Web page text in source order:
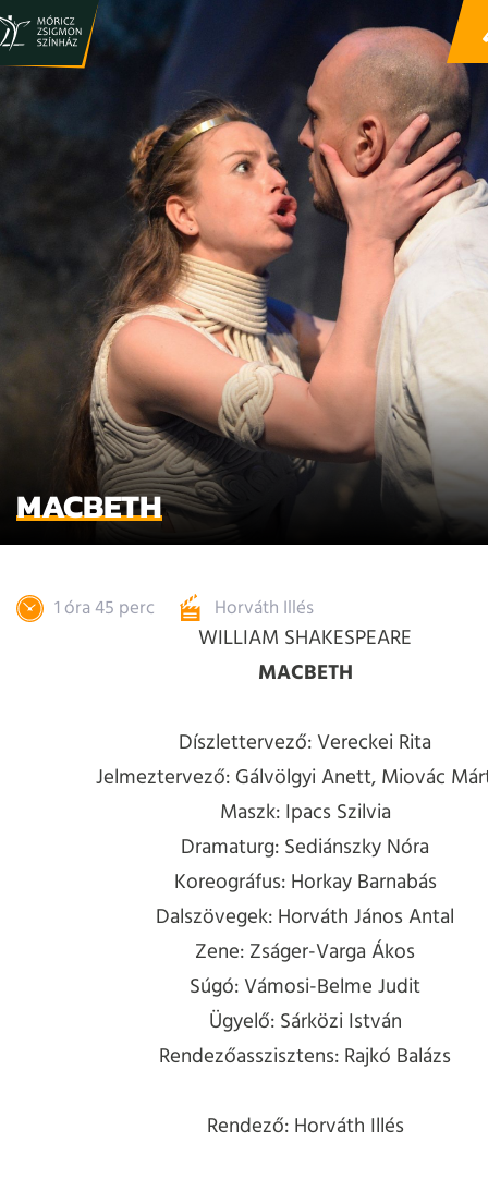
MACBETH
1 óra 45 perc Horváth Illés
WILLIAM SHAKESPEARE
MACBETH
Díszlettervező: Vereckei Rita
Jelmeztervező: Gálvölgyi Anett, Miovác
Maszk: Ipacs Szilvia
Dramaturg: Sediánszky Nóra
Koreográfus: Horkay Barnabás
Dalszövegek: Horváth János Antal
Zene: Zságer-Varga Ákos
Súgó: Vámosi-Belme Judit
Ügyelő: Sárközi István
Rendezőasszisztens: Rajkó Balázs
Rendező: Horváth Illés